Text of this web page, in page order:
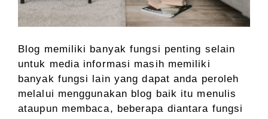
Blog memiliki banyak fungsi penting selain
untuk media informasi masih memiliki
banyak fungsi lain yang dapat anda peroleh
melalui menggunakan blog baik itu menulis
ataupun membaca, beberapa diantara fungsi